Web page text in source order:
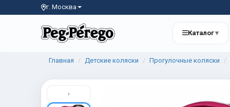
г. Москва
Каталог▾
Главная Детские коляски Прогулочные коляски
‹